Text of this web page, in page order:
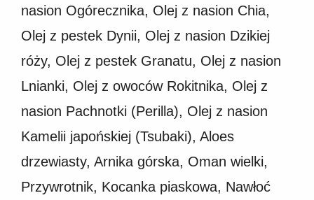
nasion Ogórecznika, Olej z nasion Chia,
Olej z pestek Dynii, Olej z nasion Dzikiej
róży, Olej z pestek Granatu, Olej z nasion
Lnianki, Olej z owoców Rokitnika, Olej z
nasion Pachnotki (Perilla), Olej z nasion
Kamelii japońskiej (Tsubaki), Aloes
drzewiasty, Arnika górska, Oman wielki,
Przywrotnik, Kocanka piaskowa, Nawłoć